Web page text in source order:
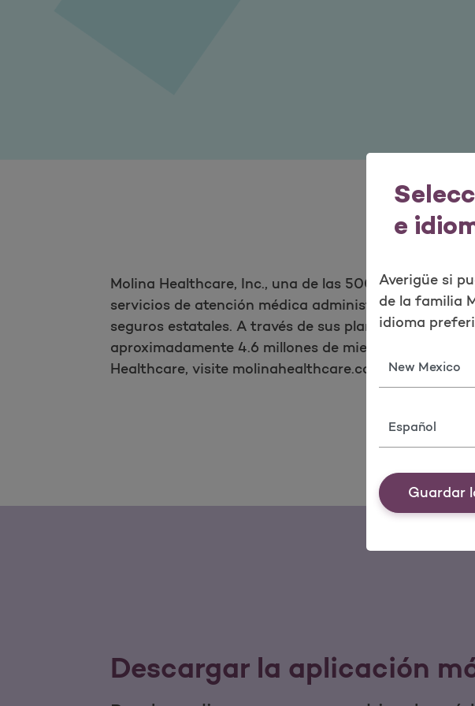
e
Averigüe si
de la familia
idioma
Estado
Idioma
Guardar
Molina Healthcare, Inc., una de las 500 compañías
servicios de atención médica administrada en virtud
seguros estatales. A través de sus planes de salud
aproximadamente 4.6 millones de miembros al 31
Healthcare, visite molinahealthcare.com
Descargar la aplicación